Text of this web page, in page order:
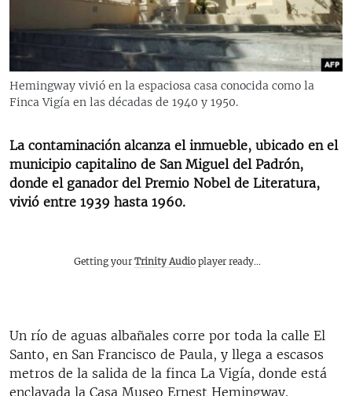
ESPECIALES
LA REALIDAD DE LA VIVIENDA EN CUBA
LOS SANTOS DE HIALEAH
DESINFORMACIÓN RUSA EN AMÉRICA LATINA
MULTIMEDIA
EDITORIALES
SÍGUENOS
Hemingway vivió en la espaciosa casa conocida como la
Finca Vigía en las décadas de 1940 y 1950.
La contaminación alcanza el inmueble, ubicado en el
municipio capitalino de San Miguel del Padrón,
donde el ganador del Premio Nobel de Literatura,
vivió entre 1939 hasta 1960.
Getting yourTrinity Audio player ready...
Un río de aguas albañales corre por toda la calle El
Santo, en San Francisco de Paula, y llega a escasos
metros de la salida de la finca La Vigía, donde está
enclavada la Casa Museo Ernest Hemingway.